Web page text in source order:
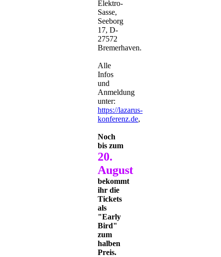
Elektro-
Sasse,
Seeborg
17, D-
27572
Bremerhaven.
Alle
Infos
und
Anmeldung
unter:
https://lazarus-
konferenz.de,
Noch
bis zum
20.
August
bekommt
ihr die
Tickets
als
"Early
Bird"
zum
halben
Preis.